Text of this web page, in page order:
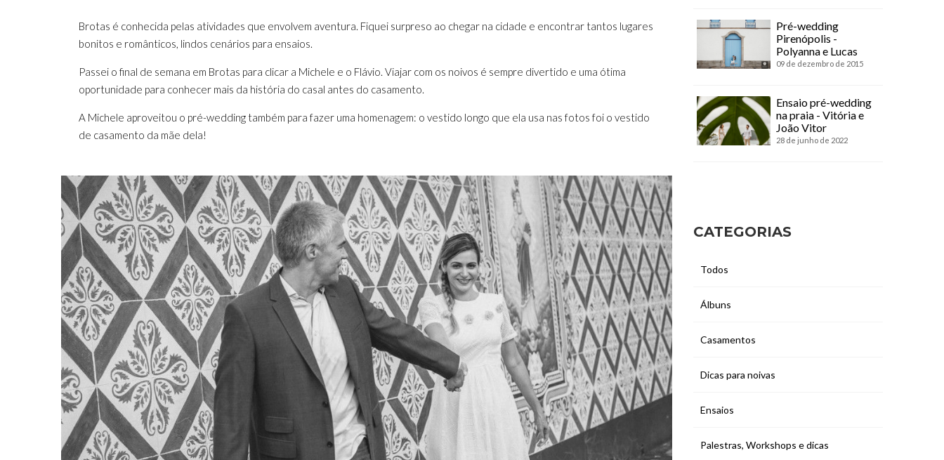
Brotas é conhecida pelas atividades que envolvem aventura. Fiquei surpreso ao chegar na cidade e encontrar tantos lugares
bonitos e românticos, lindos cenários para ensaios.
Passei o final de semana em Brotas para clicar a Michele e o Flávio. Viajar com os noivos é sempre divertido e uma ótima
oportunidade para conhecer mais da história do casal antes do casamento.
A Michele aproveitou o pré-wedding também para fazer uma homenagem: o vestido longo que ela usa nas fotos foi o vestido
de casamento da mãe dela!
Pré-wedding
Pirenópolis -
Polyanna e Lucas
09 de dezembro de 2015
Ensaio pré-wedding
na praia - Vitória e
João Vitor
28 de junho de 2022
CATEGORIAS
Todos
Álbuns
Casamentos
Dicas para noivas
Ensaios
Palestras, Workshops e dicas